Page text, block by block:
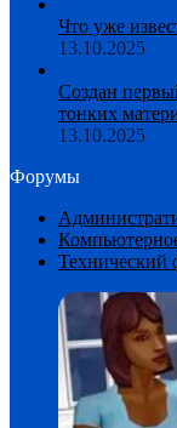
Что уже
13.10.2025
Создан
тонких
13.10.2025
Форумы
Технический